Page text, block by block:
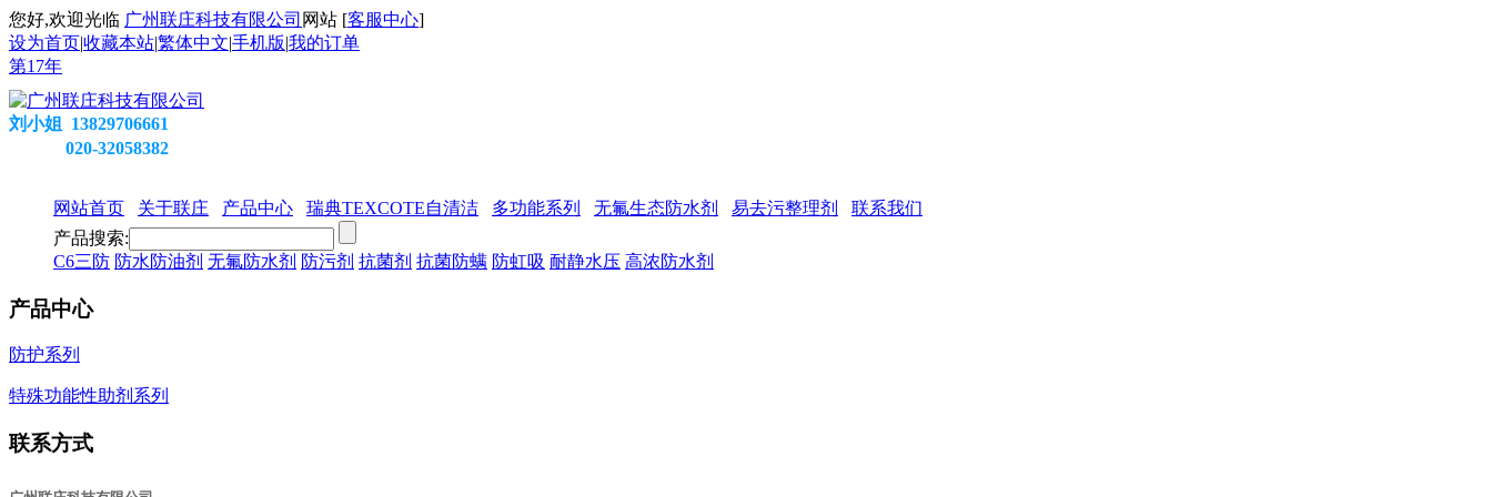
您好,欢迎光临 广州联庄科技有限公司 网站 [客服中心]
设为首页|收藏本站|繁体中文|手机版|我的订单
第17年
刘小姐 13829706661
020-32058382
网站首页 关于联庄 产品中心 瑞典TEXCOTE自清洁 多功能系列 无氟生态防水剂 易去污整理剂
联系我们
产品搜索:
C6三防 防水防油剂 无氟防水剂 防污剂 抗菌剂 抗菌防螨 防虹吸 耐静水压 高浓防水剂
产品中心
防护系列
特殊功能性助剂系列
联系方式